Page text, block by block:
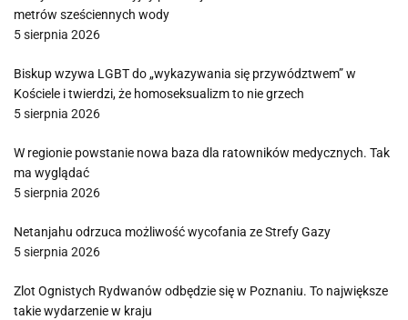
metrów sześciennych wody
5 sierpnia 2026
Biskup wzywa LGBT do „wykazywania się przywództwem” w
Kościele i twierdzi, że homoseksualizm to nie grzech
5 sierpnia 2026
W regionie powstanie nowa baza dla ratowników medycznych. Tak
ma wyglądać
5 sierpnia 2026
Netanjahu odrzuca możliwość wycofania ze Strefy Gazy
5 sierpnia 2026
Zlot Ognistych Rydwanów odbędzie się w Poznaniu. To największe
takie wydarzenie w kraju